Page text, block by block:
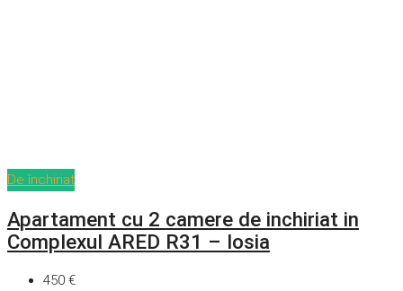
De închiriat
Apartament cu 2 camere de inchiriat in
Complexul ARED R31 – Iosia
450 €